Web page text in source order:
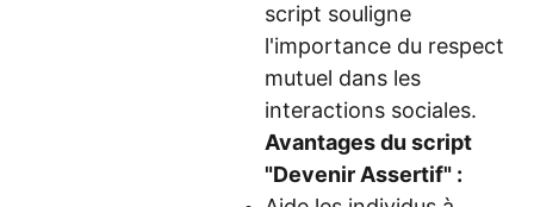
script souligne
l'importance du respect
mutuel dans les
interactions sociales.
Avantages du script
"Devenir Assertif" :